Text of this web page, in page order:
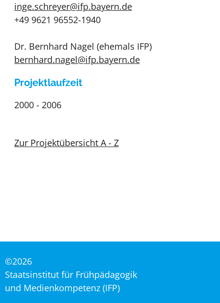
inge.schreyer@ifp.bayern.de
+49 9621 96552-1940
Dr. Bernhard Nagel (ehemals IFP)
bernhard.nagel@ifp.bayern.de
Projektlaufzeit
2000 - 2006
Zur Projektübersicht A - Z
©2026
Staatsinstitut für Frühpädagogik
und Medienkompetenz (IFP)